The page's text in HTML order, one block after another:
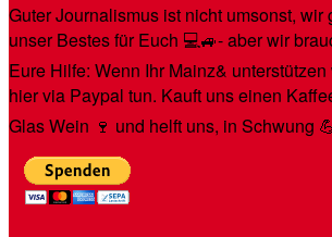
Guter Journalismus ist nicht umsonst, wir
unser Bestes für Euch 💻🚙- aber wir
Eure Hilfe: Wenn Ihr Mainz&
hier via Paypal tun. Kauft uns einen
Glas Wein 🍷 und helft uns, in Schwung